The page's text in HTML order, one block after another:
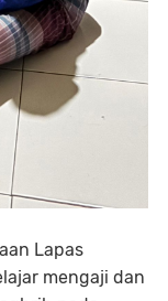
Lapas
mengaji dan